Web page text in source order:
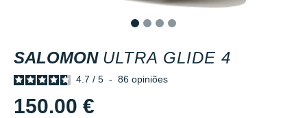
SALOMON ULTRA GLIDE 4
4.7 / 5 - 86 opiniões
150.00 €